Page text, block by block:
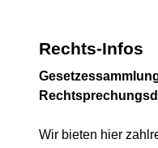
Rechts-Infos
Wir bieten hier